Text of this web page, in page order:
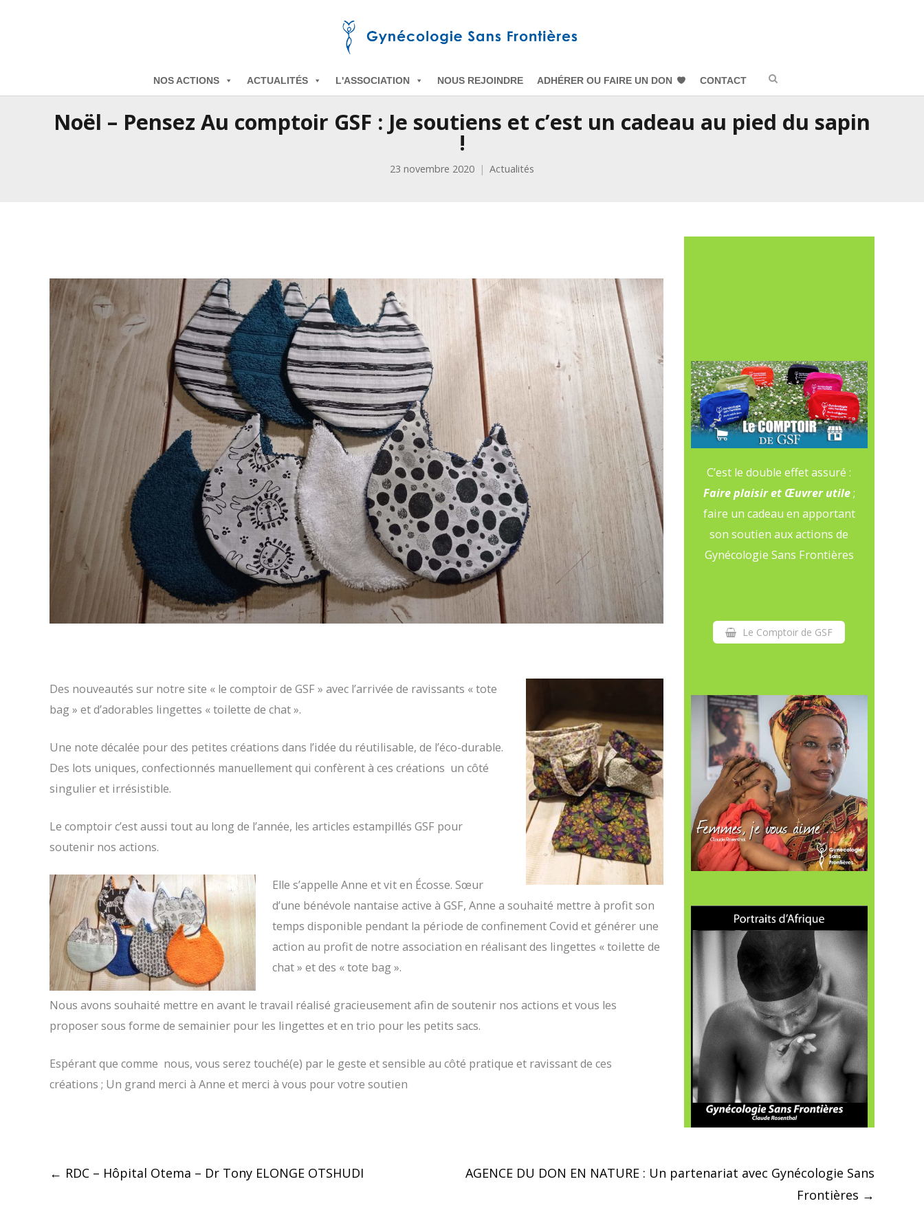
L'ASSOCIATION
NOS ACTIONS ACTUALITÉS NOUS REJOINDRE ADHÉRER OU FAIRE UN DON CONTACT
Noël – Pensez Au comptoir GSF : Je soutiens et c’est un cadeau au pied du sapin
!
23 novembre 2020 Actualités
Des nouveautés sur notre site « le comptoir de GSF » avec l’arrivée de ravissants « tote
bag » et d’adorables lingettes « toilette de chat ».
Une note décalée pour des petites créations dans l’idée du réutilisable, de l’éco-durable.
Des lots uniques, confectionnés manuellement qui confèrent à ces créations un côté
singulier et irrésistible.
Le comptoir c’est aussi tout au long de l’année, les articles estampillés GSF pour
soutenir nos actions.
Elle s’appelle Anne et vit en Écosse. Sœur
d’une bénévole nantaise active à GSF, Anne a souhaité mettre à profit son
temps disponible pendant la période de confinement Covid et générer une
action au profit de notre association en réalisant des lingettes « toilette de
chat » et des « tote bag ».
Nous avons souhaité mettre en avant le travail réalisé gracieusement afin de soutenir nos actions et vous les
proposer sous forme de semainier pour les lingettes et en trio pour les petits sacs.
Espérant que comme nous, vous serez touché(e) par le geste et sensible au côté pratique et ravissant de ces
créations ; Un grand merci à Anne et merci à vous pour votre soutien
C’est le double effet assuré :
Faire plaisir et Œuvrer utile;
faire un cadeau en apportant
son soutien aux actions de
Gynécologie Sans Frontières
Le Comptoir de GSF
Post
← RDC – Hôpital Otema – Dr Tony ELONGE OTSHUDI
AGENCE DU DON EN NATURE : Un partenariat avec Gynécologie Sans
Frontières →